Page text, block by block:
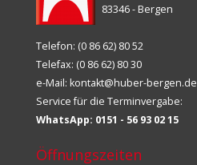
83346 - Bergen
Telefon: (0 86 62) 80 52
Telefax: (0 86 62) 80 30
e-Mail: kontakt@huber-bergen.de
Service für die Terminvergabe:
WhatsApp: 0151 - 56 93 02 15
Öffnungszeiten